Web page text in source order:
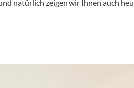
natürlich zeigen wir Ihnen auch